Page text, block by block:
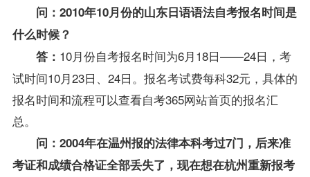
问：2010年10月份的山东日语语法自考报名时间是
什么时候？
答： 10月份自考报名时间为6月18日——24日，考
试时间10月23日、24日。报名考试费每科32元，具体的
报名时间和流程可以查看自考365网站首页的报名汇
总。
问：2004年在温州报的法律本科考过7门，后来准
考证和成绩合格证全部丢失了，现在想在杭州重新报考